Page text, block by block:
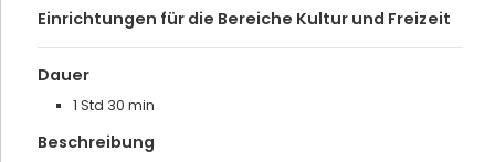
Einrichtungen für die Bereiche Kultur und Freizeit
Dauer
1 Std 30 min
Beschreibung